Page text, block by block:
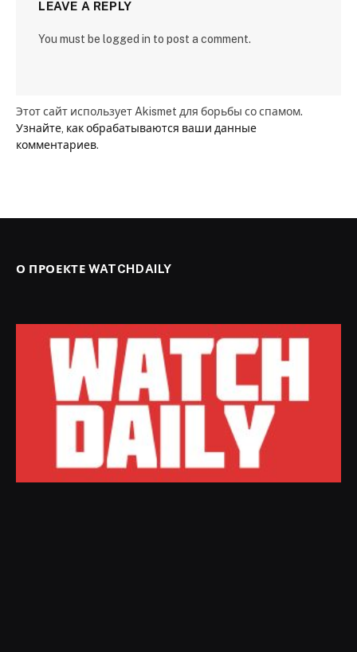
LEAVE A REPLY
You must be logged in to post a comment.
Этот сайт использует Akismet для борьбы со спамом.
Узнайте, как обрабатываются ваши данные
комментариев.
О ПРОЕКТЕ WATCHDAILY